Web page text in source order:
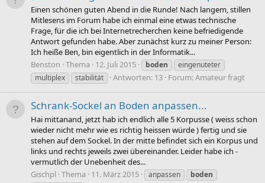
Einen schönen guten Abend in die Runde! Nach langem, stillen
Mitlesens im Forum habe ich einmal eine etwas technische
Frage, für die ich bei Internetrecherchen keine befriedigende
Antwort gefunden habe. Aber zunächst kurz zu meiner Person:
Ich heiße Ben, bin eigentlich in der Informatik...
Benston Thema 12. Juli 2015 boden
eingenuteter
multiplex
stabilität Antworten: 13 Forum:Amateur fragt
Schrank-Sockel an Boden anpassen...
Hai mittanand, jetzt hab ich endlich alle 5 Korpusse ( weiss schon
wieder nicht mehr wie es richtig heissen würde ) fertig und sie
stehen auf dem Sockel. In der mitte befindet sich ein Korpus und
links und rechts jeweils zwei übereinander. Leider habe ich -
vermutlich der Unebenheit des...
Gischpl Thema 11. März 2015 anpassen
boden